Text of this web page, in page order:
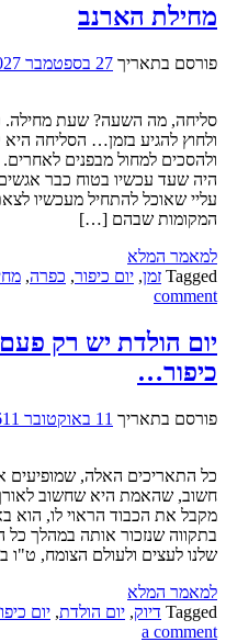
מחילת הארנב
פורסם בתאריך 27 בספטמבר 2020 27 בספטמבר 2020
סליחה, מה השעה? שעת מחילה.
ולחוץ להגיע בזמן… הסליחה
ולהסכים למחול מבפנים
היה שעד עכשיו בטוח כבר
עליי שאוכל להתחיל מעכשיו
המקומות שבהם […]
למאמר המלא
Tagged זמן, יום כיפור, כפרה,
comment
יום הולדת יש רק
כיפור…
פורסם בתאריך 11 באוקטובר 2016 11 באוקטובר 2016
כל התאריכים האלה, שמופיעים
חשוב, שהאמת היא שחשוב
מקבל את הכבוד הראוי לו, הוא
בתקווה שנזכור אותה במהלך
שלנו לעצים ולעולם הצומח, ט"ו
למאמר המלא
Tagged דיוק, יום הולדת, יום
a comment